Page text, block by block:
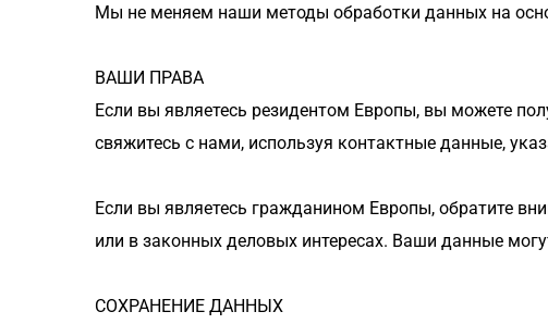
Мы не меняем наши методы обработки данных на
ВАШИ ПРАВА
Если вы являетесь резидентом Европы, вы можете
свяжитесь с нами, используя контактные данные,
Если вы являетесь гражданином Европы, обратите
или в законных деловых интересах. Ваши данные
СОХРАНЕНИЕ ДАННЫХ